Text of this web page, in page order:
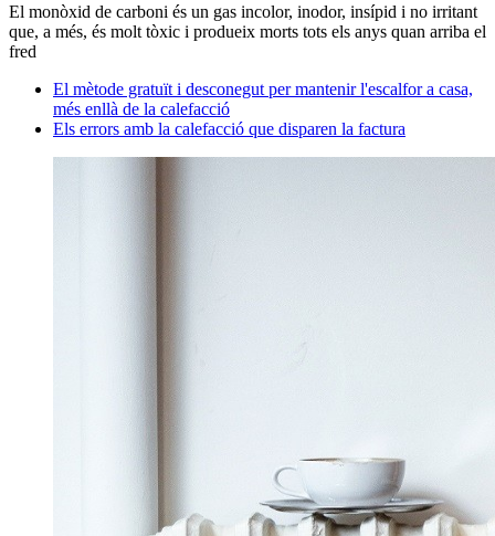
El monòxid de carboni és un gas incolor, inodor, insípid i no irritant
que, a més, és molt tòxic i produeix morts tots els anys quan arriba el
fred
El mètode gratuït i desconegut per mantenir l'escalfor a casa,
més enllà de la calefacció
Els errors amb la calefacció que disparen la factura